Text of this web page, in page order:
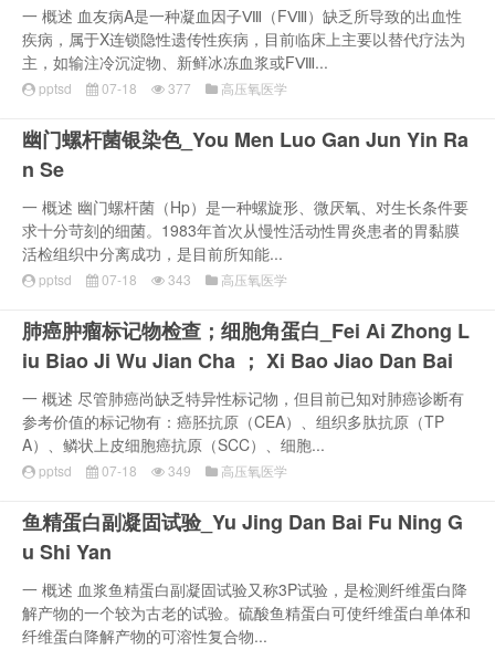
一 概述 血友病A是一种凝血因子Ⅷ（FⅧ）缺乏所导致的出血性
疾病，属于X连锁隐性遗传性疾病，目前临床上主要以替代疗法为
主，如输注冷沉淀物、新鲜冰冻血浆或FⅧ...
pptsd 07-18 377 高压氧医学
幽门螺杆菌银染色_You Men Luo Gan Jun Yin Ra
n Se
一 概述 幽门螺杆菌（Hp）是一种螺旋形、微厌氧、对生长条件要
求十分苛刻的细菌。1983年首次从慢性活动性胃炎患者的胃黏膜
活检组织中分离成功，是目前所知能...
pptsd 07-18 343 高压氧医学
肺癌肿瘤标记物检查；细胞角蛋白_Fei Ai Zhong L
iu Biao Ji Wu Jian Cha ； Xi Bao Jiao Dan Bai
一 概述 尽管肺癌尚缺乏特异性标记物，但目前已知对肺癌诊断有
参考价值的标记物有：癌胚抗原（CEA）、组织多肽抗原（TP
A）、鳞状上皮细胞癌抗原（SCC）、细胞...
pptsd 07-18 349 高压氧医学
鱼精蛋白副凝固试验_Yu Jing Dan Bai Fu Ning G
u Shi Yan
一 概述 血浆鱼精蛋白副凝固试验又称3P试验，是检测纤维蛋白降
解产物的一个较为古老的试验。硫酸鱼精蛋白可使纤维蛋白单体和
纤维蛋白降解产物的可溶性复合物...